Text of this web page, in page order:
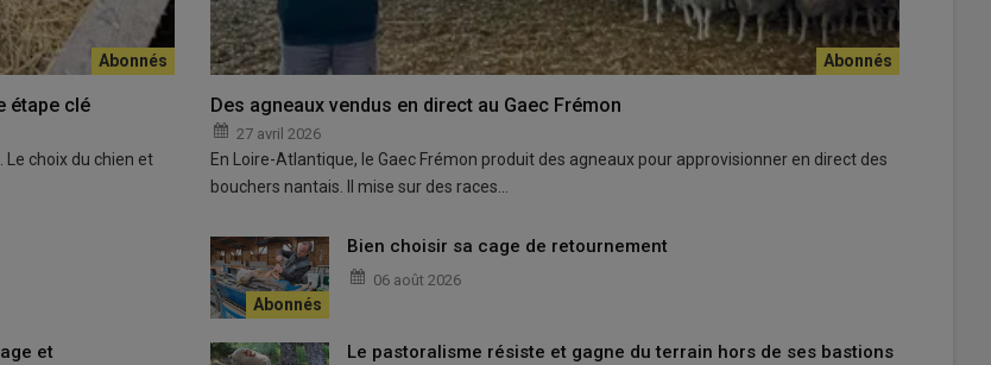
étape clé
Le choix du chien et
Des agneaux vendus en direct au Gaec Frémon
27 avril 2026
En Loire-Atlantique, le Gaec Frémon produit des agneaux pour approvisionner en direct des
bouchers nantais. Il mise sur des races…
Bien choisir sa cage de retournement
06 août 2026
et
Le pastoralisme résiste et gagne du terrain hors de ses bastions